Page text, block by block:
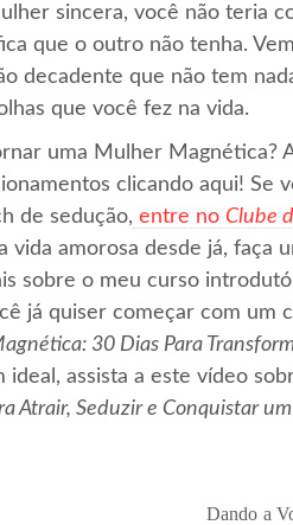
sincera, você não teria
que o outro não tenha.
decadente que não tem
que você fez na vida.
uma Mulher Magnética?
clicando aqui! Se
de sedução, entre no Clube
vida amorosa desde já, faça
sobre o meu curso
já quiser começar com um
30 Dias Para
assista a este vídeo
Atrair, Seduzir e Conquistar
Dando a